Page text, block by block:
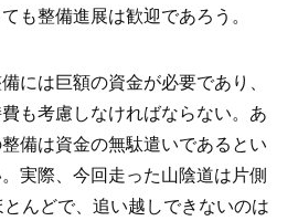
も整備進展は歓迎であろう。
には巨額の資金が必要であり、
も考慮しなければならない。あ
備は資金の無駄遣いであるとい
実際、今回走った山陰道は片側
んどで、追い越しできないのは